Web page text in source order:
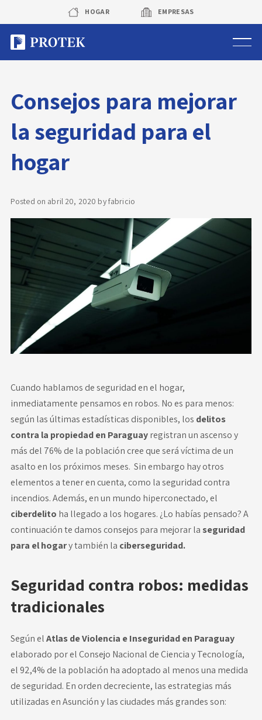
content
HOGAR EMPRESAS
Sistema de cámaras
Rastreo vehicular GPS
Corredora de seguros
Sobre Protek
Trabaja con nosotros
Novedades
Consejos para mejorar
la seguridad para el
hogar
Posted on abril 20, 2020 byfabricio
Cuando hablamos de seguridad en el hogar,
inmediatamente pensamos en robos. No es para menos:
según las últimas estadísticas disponibles, los delitos
contra la propiedad en Paraguayregistran un ascenso y
más del 76% de la población cree que será víctima de un
asalto en los próximos meses. Sin embargo hay otros
elementos a tener en cuenta, como la seguridad contra
incendios. Además, en un mundo hiperconectado, el
ciberdelito ha llegado a los hogares. ¿Lo habías pensado? A
continuación te damos consejos para mejorar la seguridad
para el hogary también la ciberseguridad.
Seguridad contra robos: medidas
tradicionales
Según elAtlas de Violencia e Inseguridad en Paraguay
elaborado por el Consejo Nacional de Ciencia y Tecnología,
el 92,4% de la población ha adoptado al menos una medida
de seguridad. En orden decreciente, las estrategias más
utilizadas en Asunción y las ciudades más grandes son: